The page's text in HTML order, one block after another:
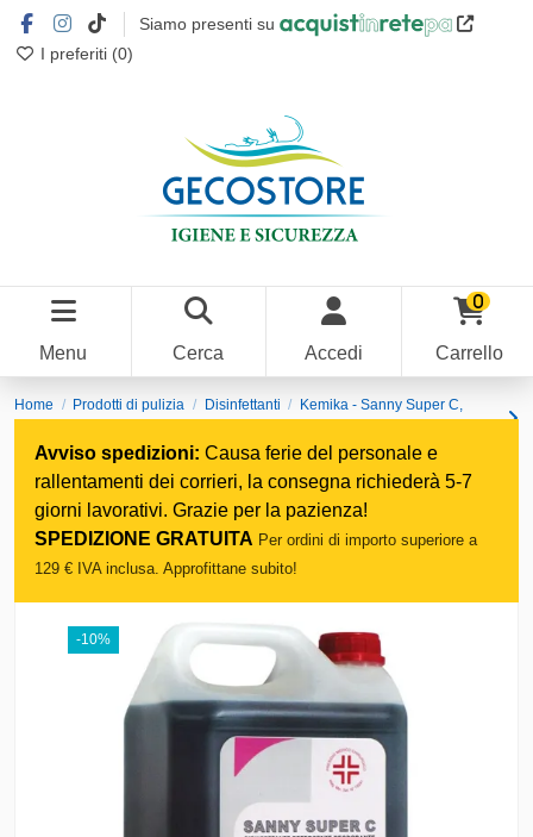
Siamo presenti su
I preferiti (0)
Menu Cerca Accedi
0
Carrello
Home Prodotti di pulizia Disinfettanti
Kemika - Sanny Super C,
Avviso spedizioni: Causa ferie del personale e
rallentamenti dei corrieri, la consegna richiederà 5-7
giorni lavorativi. Grazie per la pazienza!
SPEDIZIONE GRATUITA Per ordini di importo superiore a
129 € IVA inclusa. Approfittane subito!
-10%